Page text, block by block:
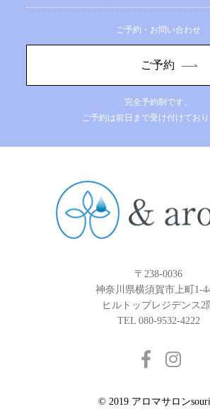
ご予約・お問い合わせ
ご予約
完全予約制です。
ご予約は前日まで受け付けており
〒238-0036
神奈川県横須賀市上町1-
ヒルトップレジデンス2
TEL 080-9532-4222
© 2019 アロマサロン